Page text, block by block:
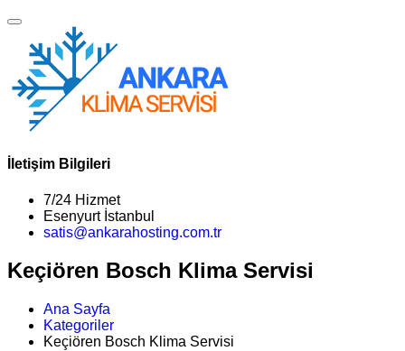
İletişim Bilgileri
7/24 Hizmet
Esenyurt İstanbul
satis@ankarahosting.com.tr
Keçiören Bosch Klima Servisi
Ana Sayfa
Kategoriler
Keçiören Bosch Klima Servisi